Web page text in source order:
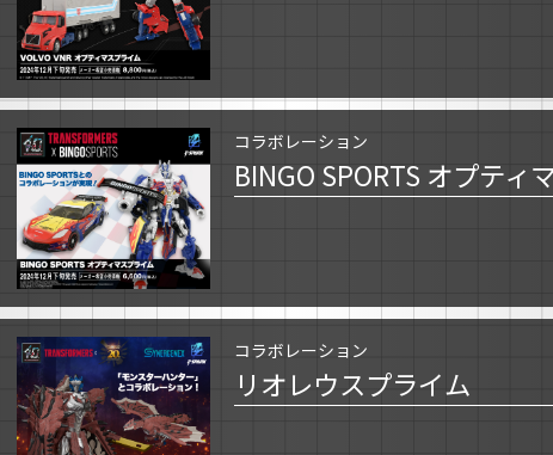
コラボレーション
BINGO SPORTS オプティ
コラボレーション
リオレウスプライム